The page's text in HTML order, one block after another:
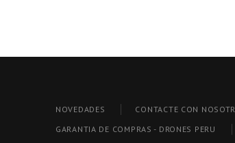
NOVEDADES CONTACTE CON
GARANTIA DE COMPRAS - DRONES PERU